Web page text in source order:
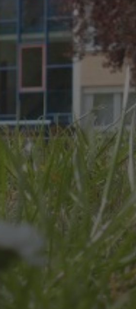
SPORTFEST